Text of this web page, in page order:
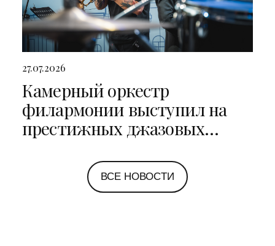
27.07.2026
Камерный оркестр
филармонии выступил на
престижных джазовых
Петербурге и Ярославле
ВСЕ НОВОСТИ